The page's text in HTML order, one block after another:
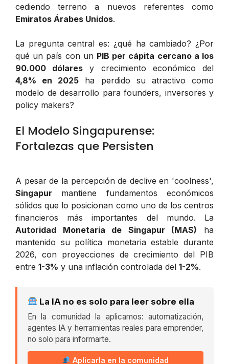
cediendo terreno a nuevos referentes como
Emiratos Árabes Unidos.
La pregunta central es: ¿qué ha cambiado? ¿Por
qué un país con un PIB per cápita cercano a los
90.000 dólares y crecimiento económico del
4,8% en 2025 ha perdido su atractivo como
modelo de desarrollo para founders, inversores y
policy makers?
El Modelo Singapurense:
Fortalezas que Persisten
A pesar de la percepción de declive en 'coolness',
Singapur mantiene fundamentos económicos
sólidos que lo posicionan como uno de los centros
financieros más importantes del mundo. La
Autoridad Monetaria de Singapur (MAS) ha
mantenido su política monetaria estable durante
2026, con proyecciones de crecimiento del PIB
entre 1-3% y una inflación controlada del 1-2%.
La IA no es solo para leer sobre ella
En la comunidad la aplicamos: automatización,
agentes IA y herramientas reales para emprender,
no solo para informarte.
Aplicarla en la comunidad